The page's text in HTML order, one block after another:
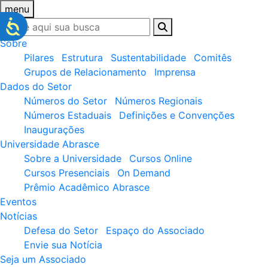
menu
Sobre
Pilares
Estrutura Sustentabilidade
Comitês
Grupos de Relacionamento
Imprensa
Dados do Setor
Números do Setor
Números Regionais
Números Estaduais
Definições e Convenções
Inaugurações
Universidade Abrasce
Sobre a Universidade
Cursos Online
Cursos Presenciais
On Demand
Prêmio Acadêmico Abrasce
Eventos
Notícias
Defesa do Setor
Espaço do Associado
Envie sua Notícia
Seja um Associado